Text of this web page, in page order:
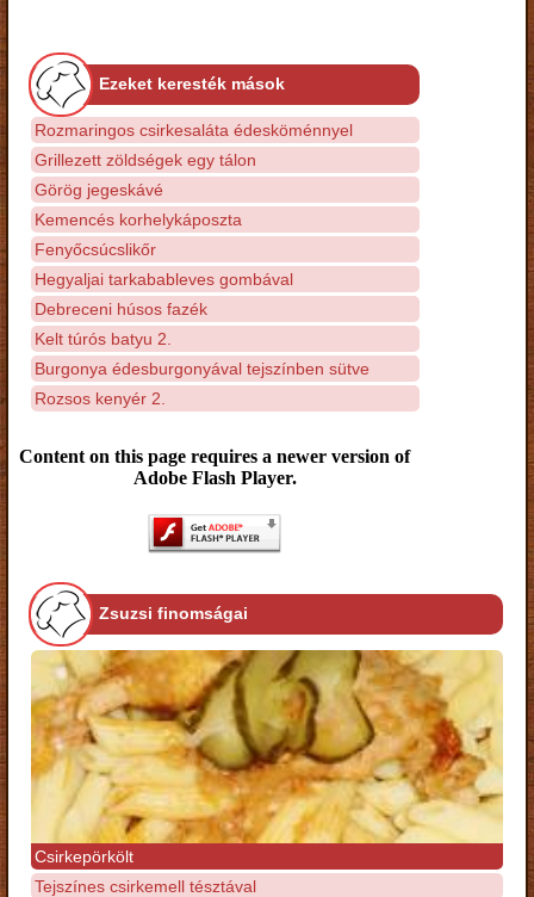
Ezeket keresték mások
Rozmaringos csirkesaláta édesköménnyel
Grillezett zöldségek egy tálon
Görög jegeskávé
Kemencés korhelykáposzta
Fenyőcsúcslikőr
Hegyaljai tarkabableves gombával
Debreceni húsos fazék
Kelt túrós batyu 2.
Burgonya édesburgonyával tejszínben sütve
Rozsos kenyér 2.
Content on this page requires a newer version of
Adobe Flash Player.
Zsuzsi finomságai
Csirkepörkölt
Tejszínes csirkemell tésztával